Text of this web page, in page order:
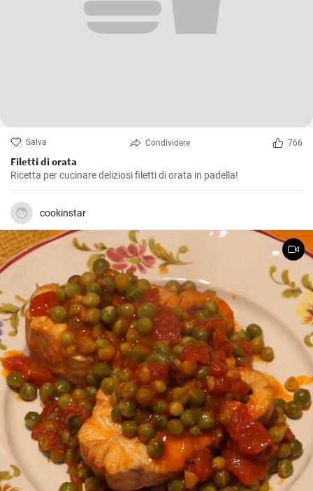
Salva Condividere 766
Filetti di orata
Ricetta per cucinare deliziosi filetti di orata in padella!
cookinstar